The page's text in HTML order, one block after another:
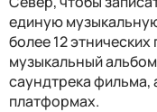
единую
более 12
музыкальный
саундтрека фильма,
платформах.